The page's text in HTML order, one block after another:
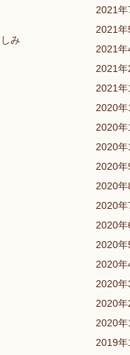
み
2021年
2021年
2021年
2021年
2021年
2020年
2020年
2020年
2020年
2020年
2020年
2020年
2020年
2020年
2020年
2020年
2020年
2019年